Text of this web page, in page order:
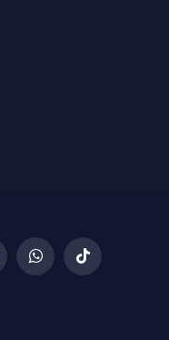
WhatsAppTikTok